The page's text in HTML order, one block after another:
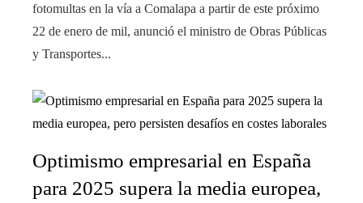
fotomultas en la vía a Comalapa a partir de este próximo
22 de enero de mil, anunció el ministro de Obras Públicas
y Transportes...
Optimismo empresarial en España
para 2025 supera la media europea,